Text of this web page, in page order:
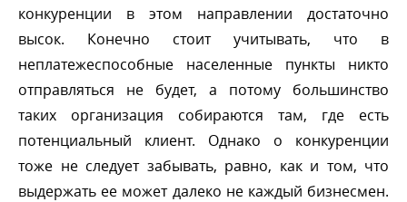
конкуренции в этом направлении достаточно
ысок. Конечно стоит учитывать, что
неплатежеспособные населенные пункты никто
отправляться не будет, а потому большинство
таких организация собираются там, где есть
потенциальный клиент. Однако о конкуренции
тоже не следует забывать, равно, как и том, что
ыдержать ее может далеко не каждый бизнесмен.